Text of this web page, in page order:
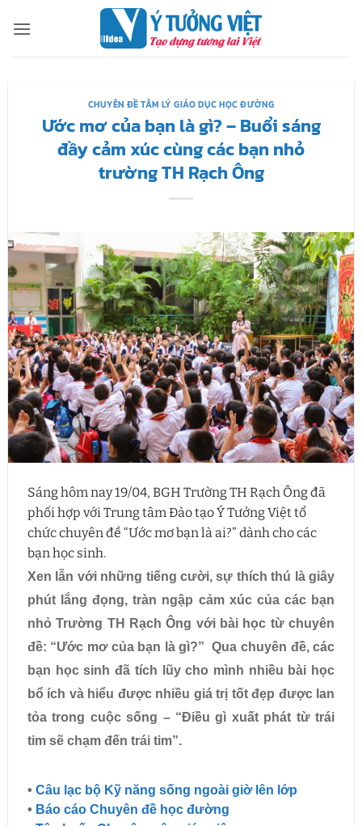
qua
CHUYÊN ĐỀ TÂM LÝ GIÁO DỤC HỌC ĐƯỜNG
Ước mơ của bạn là gì? – Buổi sáng
đầy cảm xúc cùng các bạn nhỏ
trường TH Rạch Ông
Sáng hôm nay 19/04, BGH Trường TH Rạch Ông đã
phối hợp với Trung tâm Đào tạo Ý Tưởng Việt tổ
chức chuyên đề “Ước mơ bạn là ai?” dành cho các
bạn học sinh.
Xen lẫn với những tiếng cười, sự thích thú là giây
phút lắng đọng, tràn ngập cảm xúc của các bạn
nhỏ Trường TH Rạch Ông với bài học từ chuyên
đề: “Ước mơ của bạn là gì?”Qua chuyên đề, các
bạn học sinh đã tích lũy cho mình nhiều bài học
bổ ích và hiểu được nhiều giá trị tốt đẹp được lan
tỏa trong cuộc sống – “Điều gì xuất phát từ trái
tim sẽ chạm đến trái tim”.
• Câu lạc bộ Kỹ năng sống ngoài giờ lên lớp
• Báo cáo Chuyên đề học đường